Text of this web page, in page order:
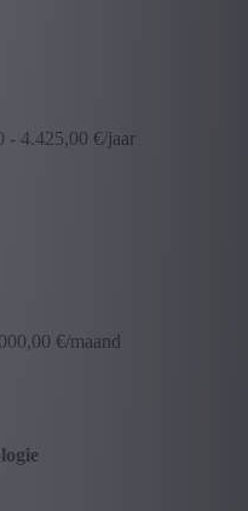
- 4.425,00 €/jaar
€/maand